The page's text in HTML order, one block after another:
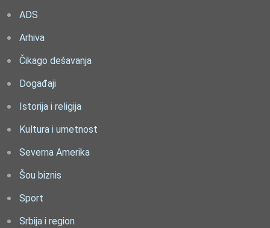
ADS
Arhiva
Čikago dešavanja
Događaji
Istorija i religija
Kultura i umetnost
Severna Amerika
Šou biznis
Sport
Srbija i region